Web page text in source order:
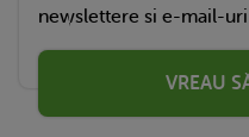
newslettere si e-mail-
VREAU